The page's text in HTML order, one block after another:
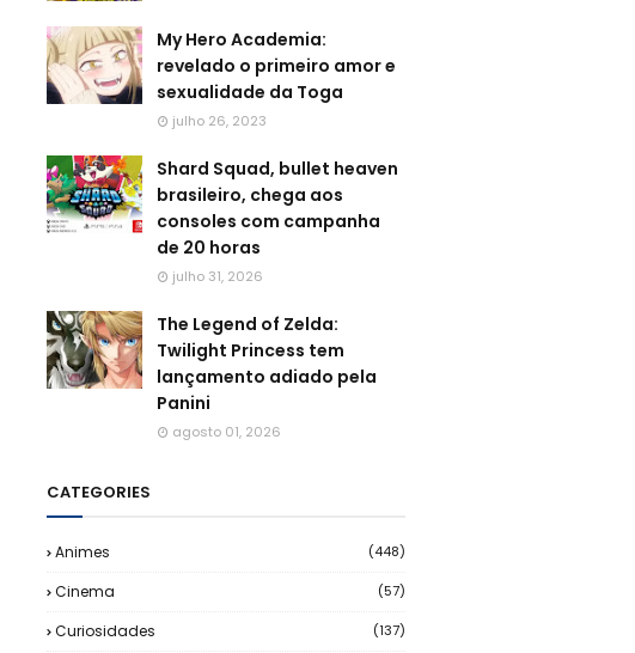
My Hero Academia:
revelado o primeiro amor e
sexualidade da Toga
julho 26, 2023
Shard Squad, bullet heaven
brasileiro, chega aos
consoles com campanha
de 20 horas
julho 31, 2026
The Legend of Zelda:
Twilight Princess tem
lançamento adiado pela
Panini
agosto 01, 2026
CATEGORIES
Animes (448)
Cinema (57)
Curiosidades (137)